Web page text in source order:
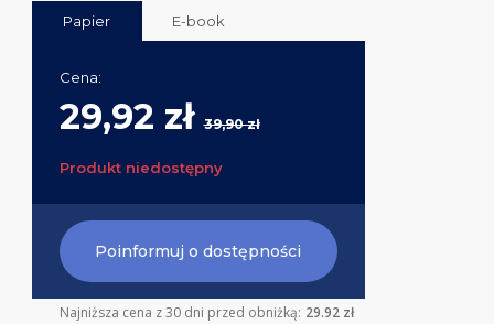
Papier E-book
Cena:
29,92 zł39,90 zł
Produkt niedostępny
Poinformuj o dostępności
Najniższa cena z 30 dni przed obniżką: 29.92 zł